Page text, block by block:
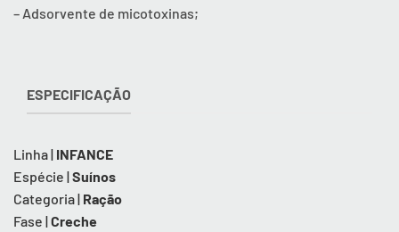
– Adsorvente de micotoxinas;
ESPECIFICAÇÃO
Linha | INFANCE
Espécie |Suínos
Categoria | Ração
Fase |Creche